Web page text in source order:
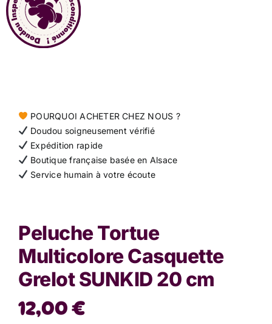
Contact
POURQUOI ACHETER CHEZ NOUS ?
Doudou soigneusement vérifié
Expédition rapide
Boutique française basée en Alsace
Service humain à votre écoute
Peluche Tortue
Multicolore Casquette
Grelot SUNKID 20 cm
12,00€